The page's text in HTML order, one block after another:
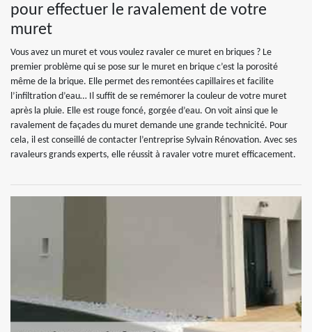
pour effectuer le ravalement de votre
muret
Vous avez un muret et vous voulez ravaler ce muret en briques ? Le
premier problème qui se pose sur le muret en brique c’est la porosité
même de la brique. Elle permet des remontées capillaires et facilite
l’infiltration d’eau… Il suffit de se remémorer la couleur de votre muret
après la pluie. Elle est rouge foncé, gorgée d’eau. On voit ainsi que le
ravalement de façades du muret demande une grande technicité. Pour
cela, il est conseillé de contacter l’entreprise Sylvain Rénovation. Avec ses
ravaleurs grands experts, elle réussit à ravaler votre muret efficacement.